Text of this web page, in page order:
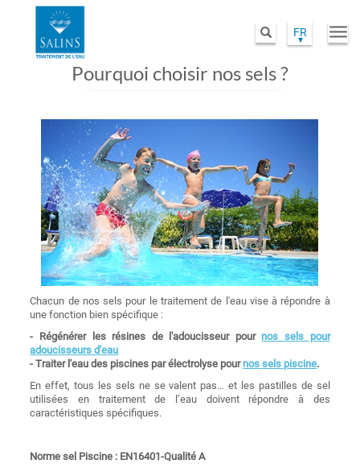
FR
Rechercher
Pourquoi choisir nos sels ?
Chacun de nos sels pour le traitement de l'eau vise à répondre à
une fonction bien spécifique :
- Régénérer les résines de l'adoucisseur pour nos sels pour
adoucisseurs d'eau
- Traiter l'eau des piscines par électrolyse pour nos sels piscine.
En effet, tous les sels ne se valent pas… et les pastilles de sel
utilisées en traitement de l’eau doivent répondre à des
caractéristiques spécifiques.
Norme sel Piscine : EN16401-Qualité A